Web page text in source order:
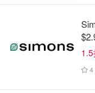
“百万富翁税”意味
率。麦克唐纳在报
（即每增加一单位
50%，而在20世
4